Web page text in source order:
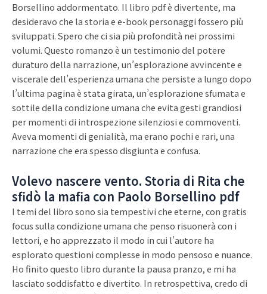
Borsellino addormentato. Il libro pdf è divertente, ma
desideravo che la storia e e-book personaggi fossero più
sviluppati. Spero che ci sia più profondità nei prossimi
volumi. Questo romanzo è un testimonio del potere
duraturo della narrazione, un’esplorazione avvincente e
viscerale dell’esperienza umana che persiste a lungo dopo
l’ultima pagina è stata girata, un’esplorazione sfumata e
sottile della condizione umana che evita gesti grandiosi
per momenti di introspezione silenziosi e commoventi.
Aveva momenti di genialità, ma erano pochi e rari, una
narrazione che era spesso disgiunta e confusa.
Volevo nascere vento. Storia di Rita che
sfidò la mafia con Paolo Borsellino pdf
I temi del libro sono sia tempestivi che eterne, con gratis
focus sulla condizione umana che penso risuonerà con i
lettori, e ho apprezzato il modo in cui l’autore ha
esplorato questioni complesse in modo pensoso e nuance.
Ho finito questo libro durante la pausa pranzo, e mi ha
lasciato soddisfatto e divertito. In retrospettiva, credo di